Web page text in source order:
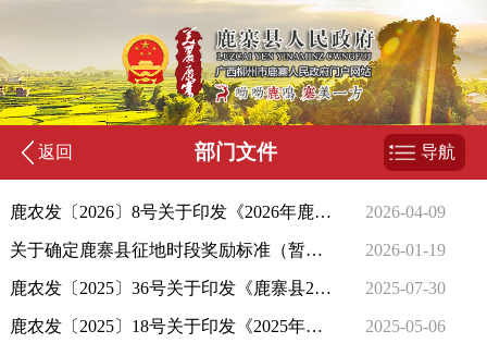
返回 部门文件 导航
鹿农发〔2026〕8号关于印发《2026年鹿寨县种植业产品质量安全例行监测（风险监测）实施方案》的通知 2026-04-09
关于确定鹿寨县征地时段奖励标准（暂行）的通知 2026-01-19
鹿农发〔2025〕36号关于印发《鹿寨县2025年稻谷生产补贴实施方案》的通知 2025-07-30
鹿农发〔2025〕18号关于印发《2025年鹿寨县动物疫病监测与流行病学调查计划》的通知 2025-05-06